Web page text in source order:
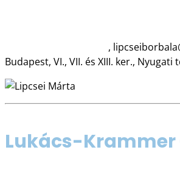
,
Budapest, VI., VII. és XIII. ker., Nyugati
Lukács-Krammer